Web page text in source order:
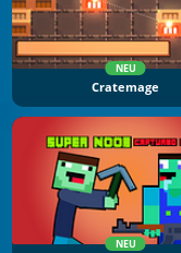
NEU
Cratemage
NEU